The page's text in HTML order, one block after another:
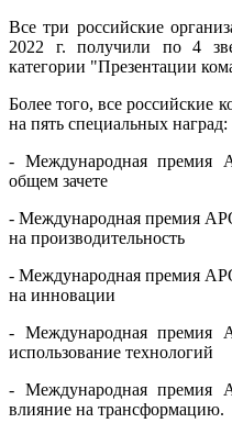
Все три российские
2022 г. получили по 4
категории "Презентации
Более того, все российские
на пять специальных наград:
- Международная
общем зачете
- Международная премия
на производительность
- Международная премия
на инновации
- Международная премия
использование технологий
- Международная премия
влияние на трансформацию.